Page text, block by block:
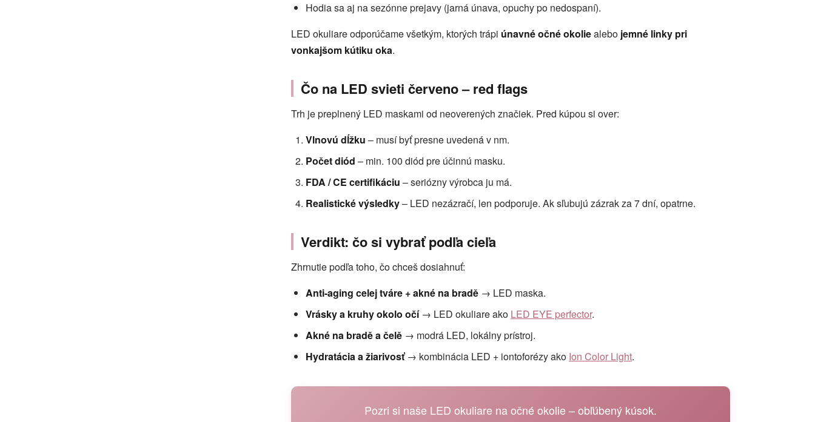
Hodia sa aj na sezónne prejavy (jarná únava, opuchy po nedospaní).
LED okuliare odporúčame všetkým, ktorých trápi únavné očné okoliealebo jemné linky pri
vonkajšom kútiku oka.
Čo na LED svieti červeno – red flags
Trh je preplnený LED maskami od neoverených značiek. Pred kúpou si over:
Vlnovú dĺžku – musí byť presne uvedená v nm.
Počet diód – min. 100 diód pre účinnú masku.
FDA / CE certifikáciu – seriózny výrobca ju má.
Realistické výsledky– LED nezázračí, len podporuje. Ak sľubujú zázrak za 7 dní, opatrne.
Verdikt: čo si vybrať podľa cieľa
Zhrnutie podľa toho, čo chceš dosiahnuť:
Anti-aging celej tváre + akné na bradě → LED maska.
Vrásky a kruhy okolo očí→ LED okuliare ako LED EYE perfector.
Akné na bradě a čelě → modrá LED, lokálny prístroj.
Hydratácia a žiarivosť→ kombinácia LED + iontoforézy ako Ion Color Light.
Pozri si naše LED okuliare na očné okolie – obľúbený kúsok.